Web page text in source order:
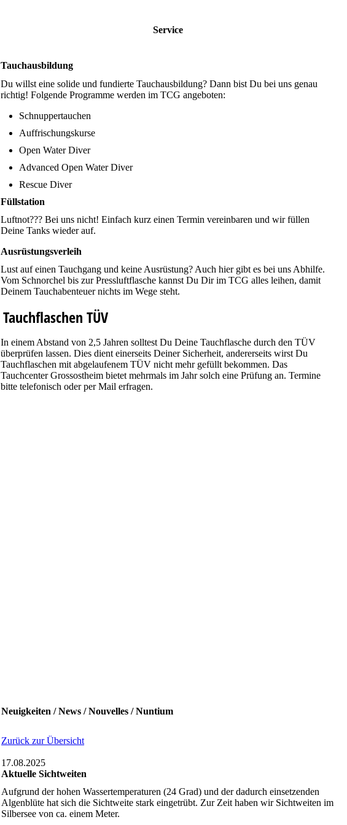
Service
Tauchausbildung
Du willst eine solide und fundierte Tauchausbildung? Dann bist Du bei uns genau
richtig! Folgende Programme werden im TCG angeboten:
Schnuppertauchen
Auffrischungskurse
Open Water Diver
Advanced Open Water Diver
Rescue Diver
Füllstation
Luftnot??? Bei uns nicht! Einfach kurz einen Termin vereinbaren und wir füllen
Deine Tanks wieder auf.
Ausrüstungsverleih
Lust auf einen Tauchgang und keine Ausrüstung? Auch hier gibt es bei uns Abhilfe.
Vom Schnorchel bis zur Pressluftflasche kannst Du Dir im TCG alles leihen, damit
Deinem Tauchabenteuer nichts im Wege steht.
Tauchflaschen TÜV
In einem Abstand von 2,5 Jahren solltest Du Deine Tauchflasche durch den TÜV
überprüfen lassen. Dies dient einerseits Deiner Sicherheit, andererseits wirst Du
Tauchflaschen mit abgelaufenem TÜV nicht mehr gefüllt bekommen. Das
Tauchcenter Grossostheim bietet mehrmals im Jahr solch eine Prüfung an. Termine
bitte telefonisch oder per Mail erfragen.
Neuigkeiten / News / Nouvelles / Nuntium
Zurück zur Übersicht
17.08.2025
Aktuelle Sichtweiten
Aufgrund der hohen Wassertemperaturen (24 Grad) und der dadurch einsetzenden
Algenblüte hat sich die Sichtweite stark eingetrübt. Zur Zeit haben wir Sichtweiten im
Silbersee von ca. einem Meter.